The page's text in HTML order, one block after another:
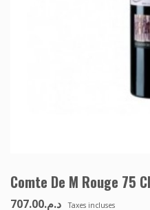
Comte De M Rouge 75 Cl
د.م.707.00 Taxes incluses